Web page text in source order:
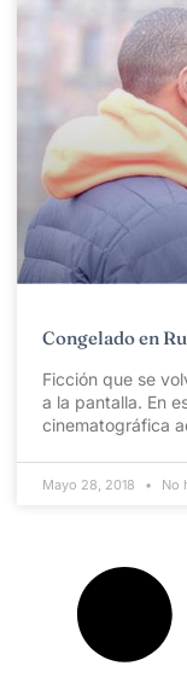
Congelado en
Ficción que se
a la pantalla. En
cinematográfica
Mayo 28, 2018 No